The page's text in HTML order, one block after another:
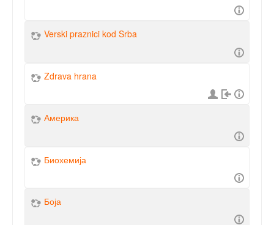
Verski praznici kod Srba
Zdrava hrana
Америка
Биохемија
Боја